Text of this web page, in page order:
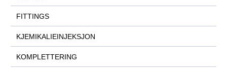
FITTINGS
KJEMIKALIEINJEKSJON
KOMPLETTERING